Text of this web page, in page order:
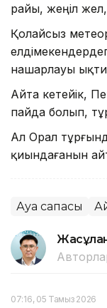
райы, жеңіл
Қолайсыз
нашарлауы
Айта кетейік,
пайда болып,
Ал Орал
қиындағанын
Ауа сапасы
07:16, 05 Тамыз 2026